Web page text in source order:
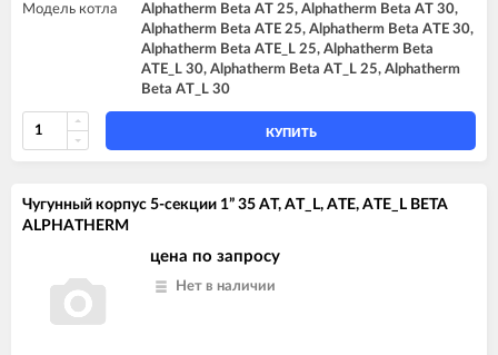
Модель котла
Alphatherm Beta AT 25, Alphatherm Beta AT 30,
Alphatherm Beta ATE 25, Alphatherm Beta ATE 30,
Alphatherm Beta ATE_L 25, Alphatherm Beta
ATE_L 30, Alphatherm Beta AT_L 25, Alphatherm
Beta AT_L 30
КУПИТЬ
Чугунный корпус 5-секции 1” 35 AT, AT_L, ATE, ATE_L BETA
ALPHATHERM
цена по запросу
Нет в наличии